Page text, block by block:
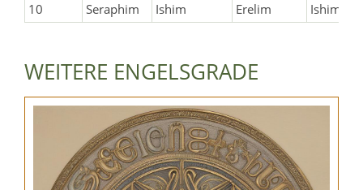
10 Seraphim Ishim Erelim Ishim
WEITERE ENGELSGRADE